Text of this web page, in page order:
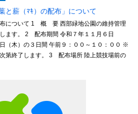
と薪（ﾏｷ）の配布」について
について 1 概 要 西部緑地公園の維持管理
ます。 2 配布期間 令和７年１１月６日
（木）の３日間 午前９：００～１０：００ ※
第終了します。 3 配布場所 陸上競技場前の